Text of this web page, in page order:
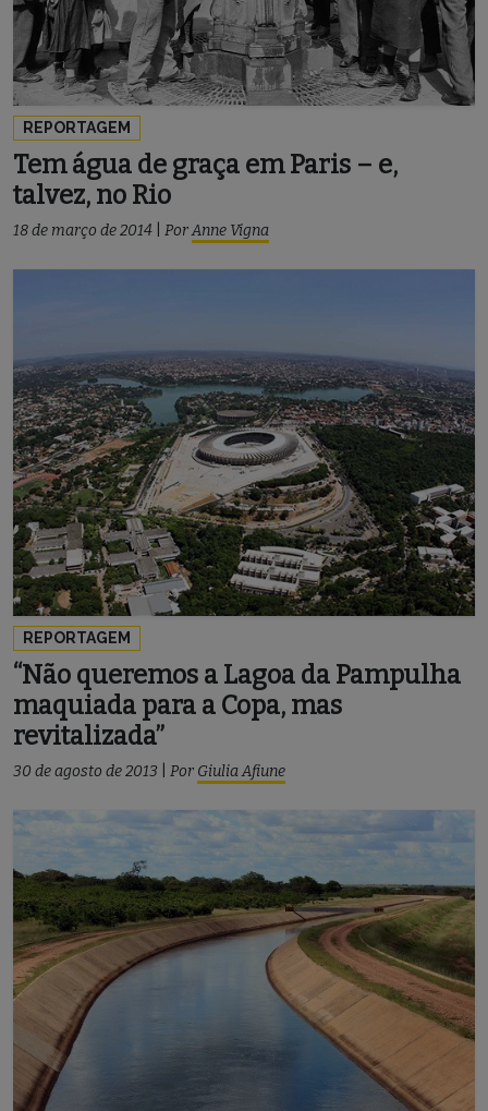
REPORTAGEM
Tem água de graça em Paris – e,
talvez, no Rio
18 de março de 2014 PorAnne Vigna
REPORTAGEM
“Não queremos a Lagoa da Pampulha
maquiada para a Copa, mas
revitalizada”
30 de agosto de 2013 Por Giulia Afiune